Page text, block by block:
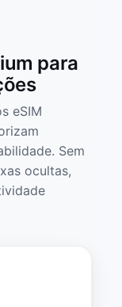
para
eSIM
Sem
ocultas,